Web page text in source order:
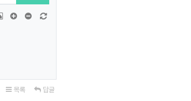
이미지 댓글창 늘이기댓글창 줄이기
목록 답글